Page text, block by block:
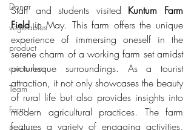
Donor
vegetables
product
curriculum
Team
Farm
Staff and students visited Kuntum Farm
Field in May. This farm offers the unique
experience of immersing oneself in the
serene charm of a working farm set amidst
picturesque surroundings. As a tourist
attraction, it not only showcases the beauty
of rural life but also provides insights into
modern agricultural practices. The farm
features a variety of engaging activities,